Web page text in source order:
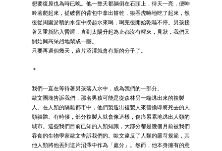
想要復原也為時已晚。他一整天都躺倒在石頭上，待天一亮，便呻
吟著爬起來，從破舊的背包中拿出餅乾，狼吞虎嚥地吃了起來，然
後從周圍淤積的水窪中撈起水來喝，喝完後開始乾嘔不停。男孩接
著又重新陷入昏睡，直到太陽升起為止都沒有醒來，見狀，我們又
開始興高采烈地鬧成一團。
只要再過個幾天，這片沼澤就會有新的分子了。
＊
我們一直在等待著男孩落入水中，成為我們的一部分。
歐文團塊告訴我們，那名男孩可能是從森林另一端逃出來的複製
人。在人類的隔離都市中，他們製造出複製人來替換即將死去的人
類軀體。有時候，部分複製人就會像這樣，傷痕累累地逃出人類的
城市。這些我們目前已知的人類知識，大部分都是幾個月前被我們
吞食的生物學家歐文告訴我們的。歐文違反了人類的嚴苛規範，其
他人類將他丟到這片沼澤中作為「處分」。然而，他本身擁有的意